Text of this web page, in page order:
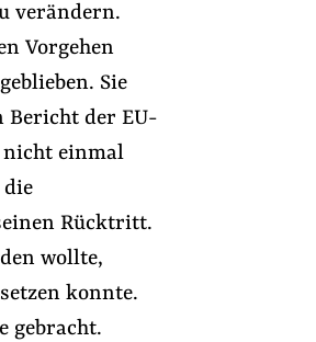
verändern.
Vorgehen
Sie
Bericht der EU-
nicht einmal
die
Rücktritt.
wollte,
konnte.
gebracht.